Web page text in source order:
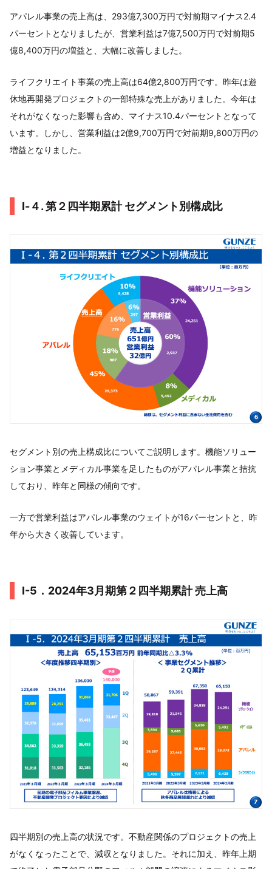
アパレル事業の売上高は、293億7,300万円で対前期マイナス2.4
パーセントとなりましたが、営業利益は7億7,500万円で対前期5
億8,400万円の増益と、大幅に改善しました。
ライフクリエイト事業の売上高は64億2,800万円です。昨年は遊
休地再開発プロジェクトの一部特殊な売上がありました。今年は
それがなくなった影響も含め、マイナス10.4パーセントとなって
います。しかし、営業利益は2億9,700万円で対前期9,800万円の
増益となりました。
Ⅰ-４. 第２四半期累計 セグメント別構成比
セグメント別の売上構成比についてご説明します。機能ソリュー
ション事業とメディカル事業を足したものがアパレル事業と拮抗
しており、昨年と同様の傾向です。
一方で営業利益はアパレル事業のウェイトが16パーセントと、昨
年から大きく改善しています。
Ⅰ-5．2024年3月期第２四半期累計 売上高
四半期別の売上高の状況です。不動産関係のプロジェクトの売上
がなくなったことで、減収となりました。それに加え、昨年上期